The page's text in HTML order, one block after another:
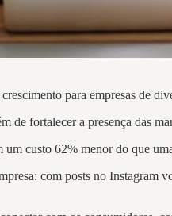
para empresas de
de fortalecer a presença das
custo 62% menor do que
com posts no